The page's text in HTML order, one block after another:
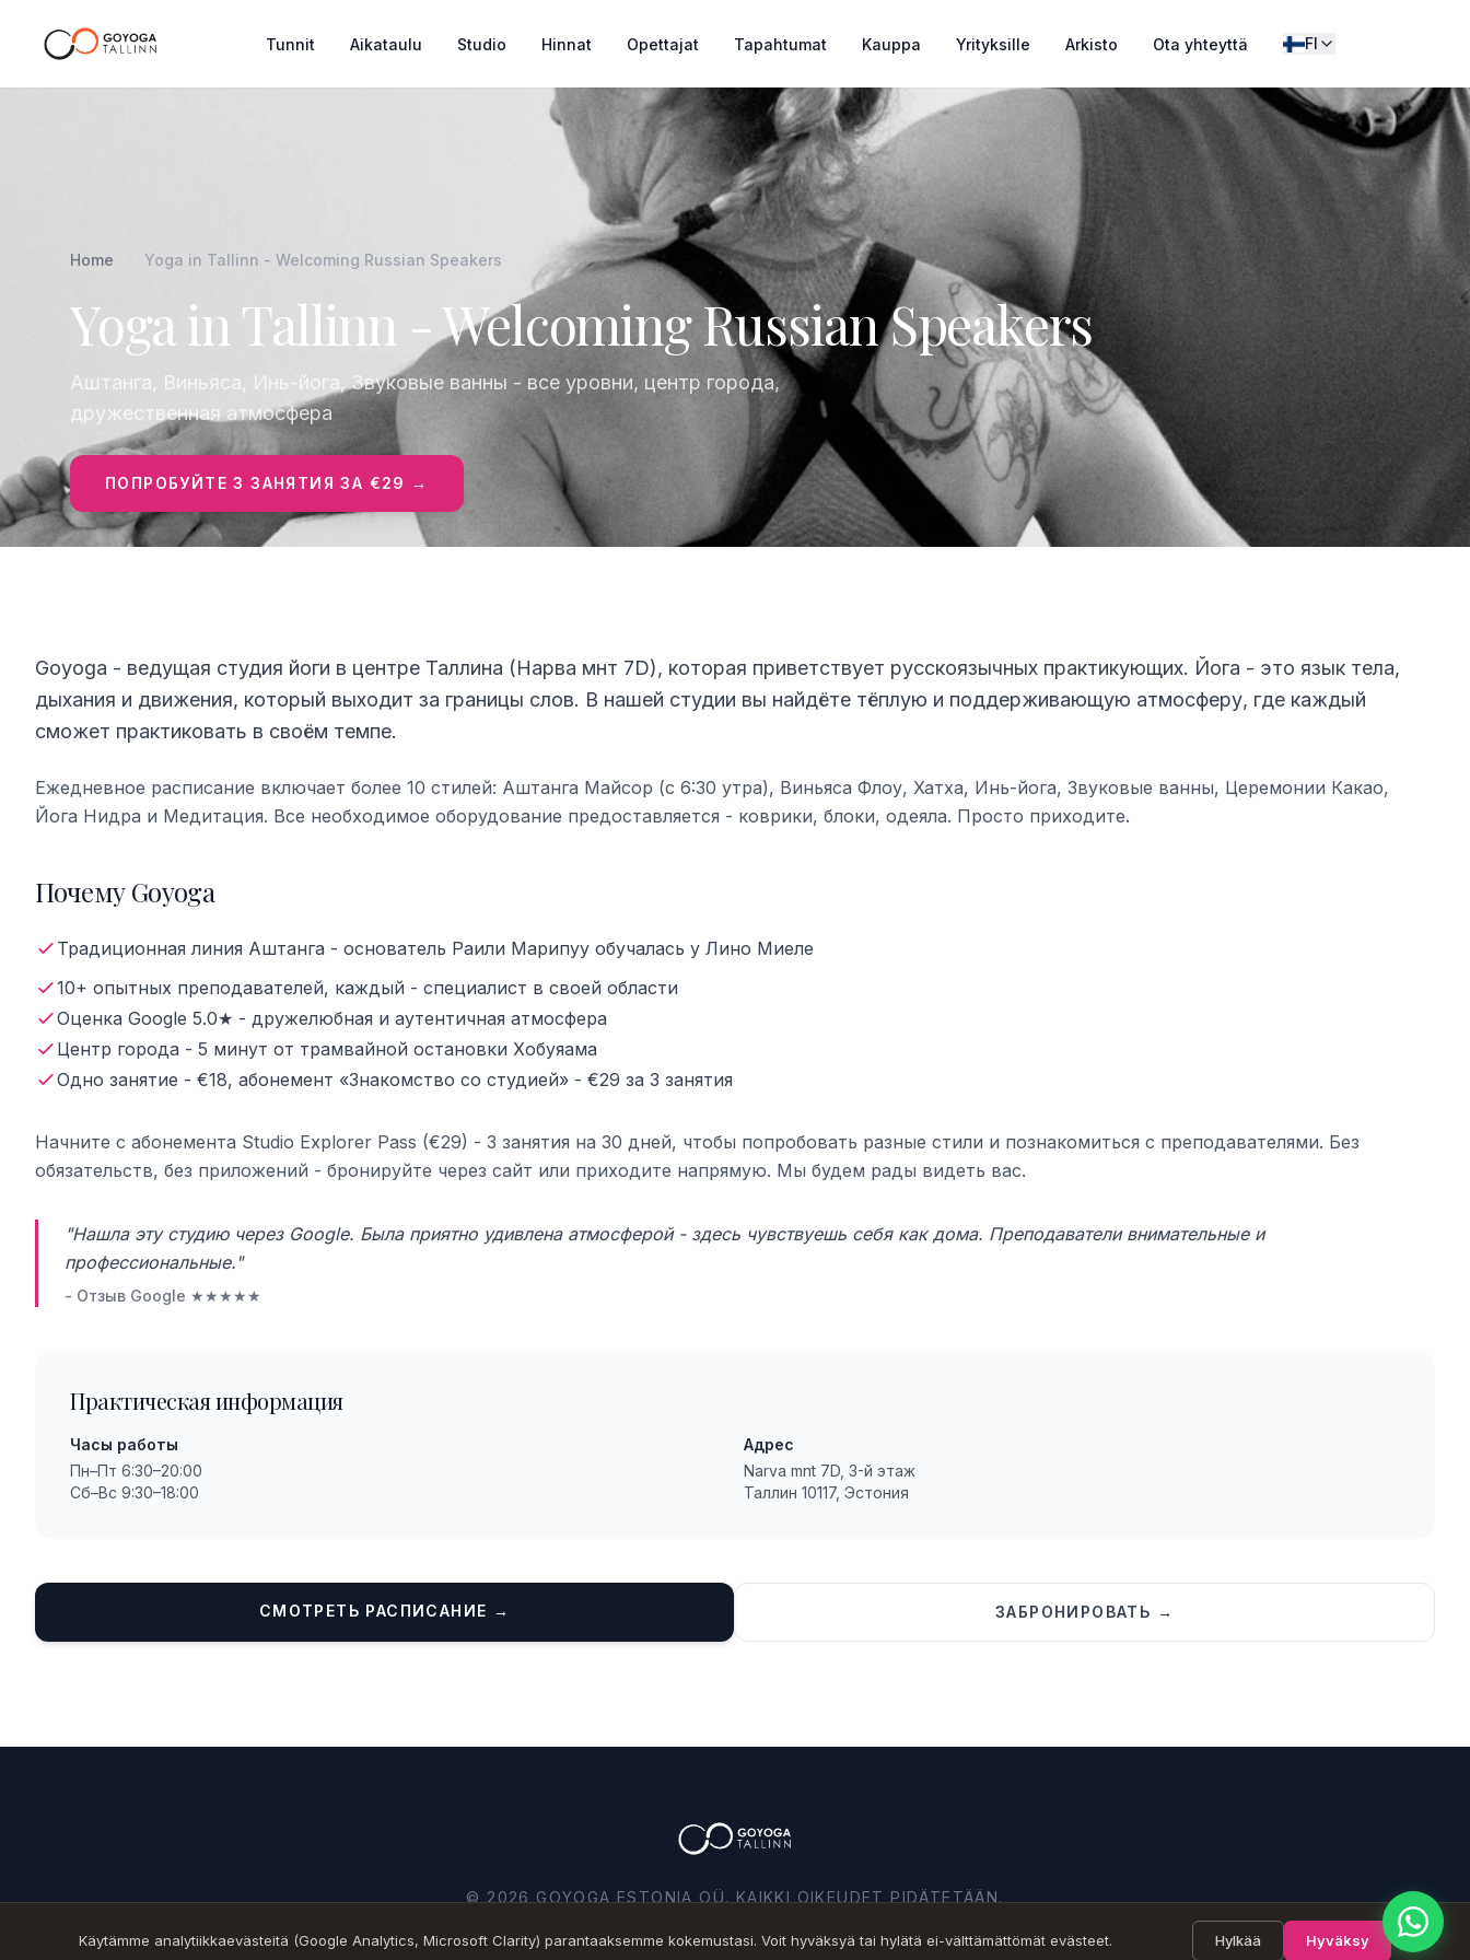
Tunnit Aikataulu Studio Hinnat Opettajat Tapahtumat Kauppa Yrityksille Arkisto Ota yhteyttä FI
Home Yoga in Tallinn - Welcoming Russian Speakers
Yoga in Tallinn - Welcoming Russian Speakers
Аштанга, Виньяса, Инь-йога, Звуковые ванны - все уровни, центр города,
дружественная атмосфера
ПОПРОБУЙТЕ 3 ЗАНЯТИЯ ЗА €29 →
Goyoga - ведущая студия йоги в центре Таллина (Нарва мнт 7D), которая приветствует русскоязычных практикующих. Йога - это язык тела,
дыхания и движения, который выходит за границы слов. В нашей студии вы найдёте тёплую и поддерживающую атмосферу, где каждый
сможет практиковать в своём темпе.
Ежедневное расписание включает более 10 стилей: Аштанга Майсор (с 6:30 утра), Виньяса Флоу, Хатха, Инь-йога, Звуковые ванны, Церемонии Какао,
Йога Нидра и Медитация. Все необходимое оборудование предоставляется - коврики, блоки, одеяла. Просто приходите.
Почему Goyoga
Традиционная линия Аштанга - основатель Раили Марипуу обучалась у Лино Миеле
10+ опытных преподавателей, каждый - специалист в своей области
Оценка Google 5.0★ - дружелюбная и аутентичная атмосфера
Центр города - 5 минут от трамвайной остановки Хобуяама
Одно занятие - €18, абонемент «Знакомство со студией» - €29 за 3 занятия
Начните с абонемента Studio Explorer Pass (€29) - 3 занятия на 30 дней, чтобы попробовать разные стили и познакомиться с преподавателями. Без
обязательств, без приложений - бронируйте через сайт или приходите напрямую. Мы будем рады видеть вас.
"Нашла эту студию через Google. Была приятно удивлена атмосферой - здесь чувствуешь себя как дома. Преподаватели внимательные и
профессиональные."
- Отзыв Google ★★★★★
Практическая информация
Часы работы
Пн–Пт 6:30–20:00
Сб–Вс 9:30–18:00
Адрес
Narva mnt 7D, 3-й этаж
Таллин 10117, Эстония
СМОТРЕТЬ РАСПИСАНИЕ → ЗАБРОНИРОВАТЬ →
© 2026 GOYOGA ESTONIA OÜ. KAIKKI OIKEUDET PIDÄTETÄÄN.
Käytämme analytiikkaevästeitä (Google Analytics, Microsoft Clarity) parantaaksemme kokemustasi. Voit hyväksyä tai hylätä ei-välttämättömät evästeet. Hylkää Hyväksy
Nimi